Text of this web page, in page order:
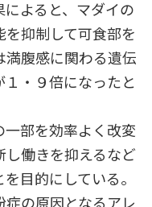
よると、マダイの
抑制して可食部を
満腹感に関わる遺伝
・９倍になったと
部を効率よく改変
し働きを抑えるなど
目的にしている。
の原因となるアレ